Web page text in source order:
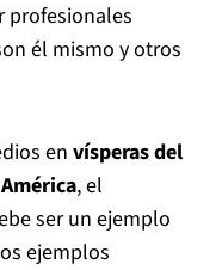
profesionales
él mismo y otros
en vísperas del
, el
ser un ejemplo
ejemplos